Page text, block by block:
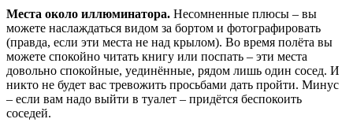
Места около иллюминатора. Несомненные плюсы – вы
можете наслаждаться видом за бортом и фотографировать
(правда, если эти места не над крылом). Во время полёта вы
можете спокойно читать книгу или поспать – эти места
довольно спокойные, уединённые, рядом лишь один сосед. И
никто не будет вас тревожить просьбами дать пройти. Минус
– если вам надо выйти в туалет – придётся беспокоить
соседей.